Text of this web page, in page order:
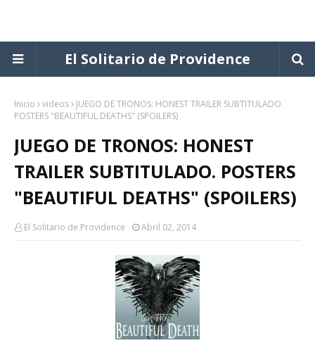
El Solitario de Providence
Inicio videos
JUEGO DE TRONOS: HONEST TRAILER SUBTITULADO.
POSTERS "BEAUTIFUL DEATHS" (SPOILERS)
JUEGO DE TRONOS: HONEST
TRAILER SUBTITULADO. POSTERS
"BEAUTIFUL DEATHS" (SPOILERS)
El Solitario de Providence Abril 02, 2014